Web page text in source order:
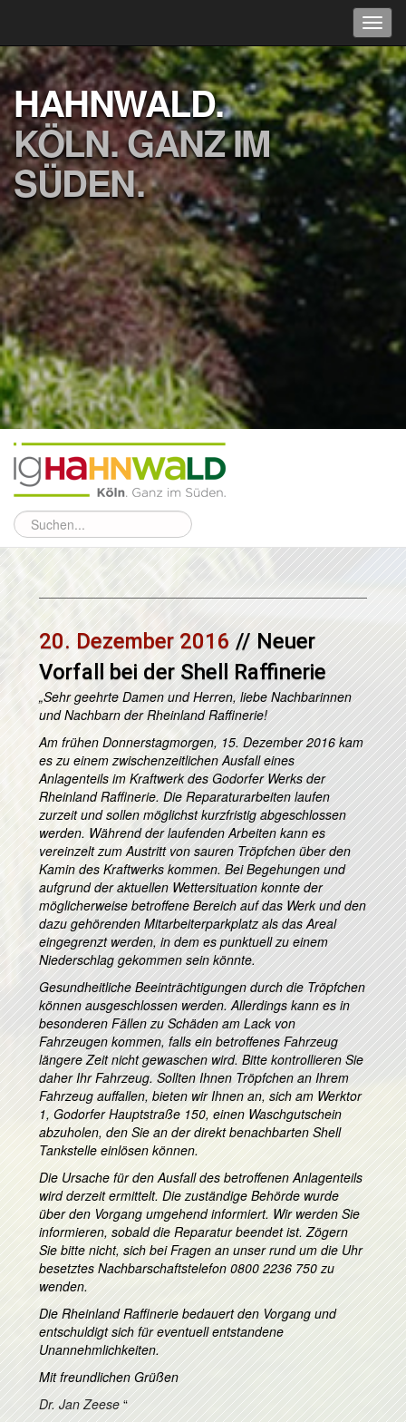
HAHNWALD.
KÖLN. GANZ IM
SÜDEN.
20. Dezember 2016 // Neuer
Vorfall bei der Shell Raffinerie
„Sehr geehrte Damen und Herren, liebe Nachbarinnen
und Nachbarn der Rheinland Raffinerie!
Am frühen Donnerstagmorgen, 15. Dezember 2016 kam
es zu einem zwischenzeitlichen Ausfall eines
Anlagenteils im Kraftwerk des Godorfer Werks der
Rheinland Raffinerie. Die Reparaturarbeiten laufen
zurzeit und sollen möglichst kurzfristig abgeschlossen
werden. Während der laufenden Arbeiten kann es
vereinzelt zum Austritt von sauren Tröpfchen über den
Kamin des Kraftwerks kommen. Bei Begehungen und
aufgrund der aktuellen Wettersituation konnte der
möglicherweise betroffene Bereich auf das Werk und den
dazu gehörenden Mitarbeiterparkplatz als das Areal
eingegrenzt werden, in dem es punktuell zu einem
Niederschlag gekommen sein könnte.
Gesundheitliche Beeinträchtigungen durch die Tröpfchen
können ausgeschlossen werden. Allerdings kann es in
besonderen Fällen zu Schäden am Lack von
Fahrzeugen kommen, falls ein betroffenes Fahrzeug
längere Zeit nicht gewaschen wird. Bitte kontrollieren Sie
daher Ihr Fahrzeug. Sollten Ihnen Tröpfchen an Ihrem
Fahrzeug auffallen, bieten wir Ihnen an, sich am Werktor
1, Godorfer Hauptstraße 150, einen Waschgutschein
abzuholen, den Sie an der direkt benachbarten Shell
Tankstelle einlösen können.
Die Ursache für den Ausfall des betroffenen Anlagenteils
wird derzeit ermittelt. Die zuständige Behörde wurde
über den Vorgang umgehend informiert. Wir werden Sie
informieren, sobald die Reparatur beendet ist. Zögern
Sie bitte nicht, sich bei Fragen an unser rund um die Uhr
besetztes Nachbarschaftstelefon 0800 2236 750 zu
wenden.
Die Rheinland Raffinerie bedauert den Vorgang und
entschuldigt sich für eventuell entstandene
Unannehmlichkeiten.
Mit freundlichen Grüßen
Dr. Jan Zeese“